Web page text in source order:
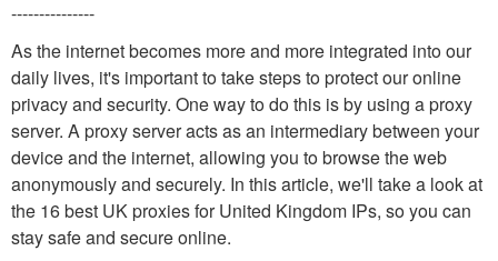
---------------
As the internet becomes more and more integrated into our
daily lives, it's important to take steps to protect our online
privacy and security. One way to do this is by using a proxy
server. A proxy server acts as an intermediary between your
device and the internet, allowing you to browse the web
anonymously and securely. In this article, we'll take a look at
the 16 best UK proxies for United Kingdom IPs, so you can
stay safe and secure online.